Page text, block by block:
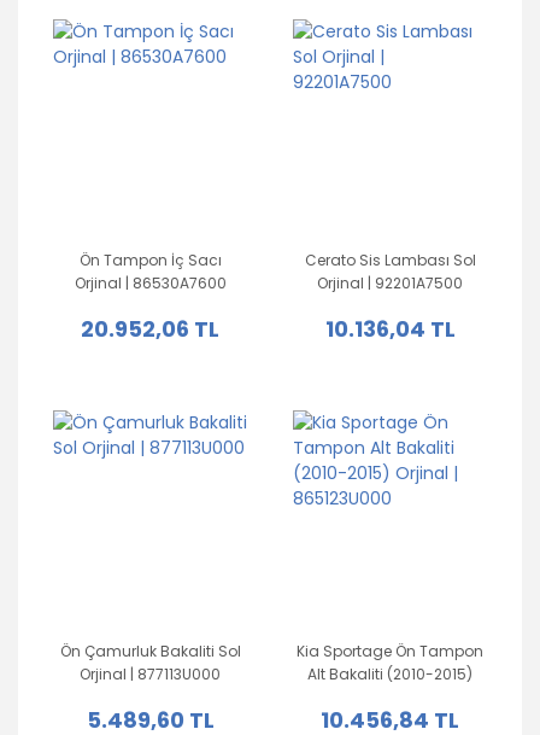
Ön Tampon İç Sacı
Orjinal | 86530A7600
20.952,06 TL
Cerato Sis Lambası Sol
Orjinal | 92201A7500
10.136,04 TL
Ön Çamurluk Bakaliti Sol
Orjinal | 877113U000
5.489,60 TL
Kia Sportage Ön Tampon
Alt Bakaliti (2010-2015)
10.456,84 TL